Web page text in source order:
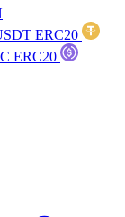
ERC20
ERC20